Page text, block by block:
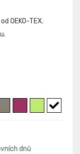
OEKO-TEX.
dnů